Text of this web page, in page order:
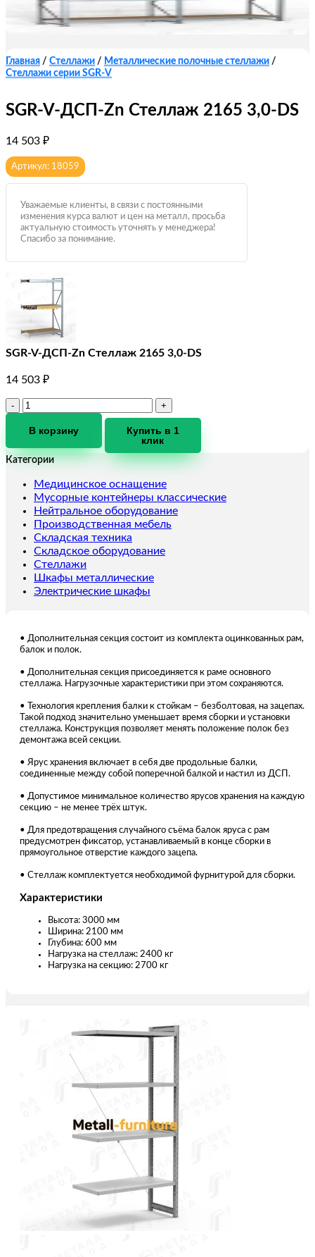
Главная / Стеллажи / Металлические полочные стеллажи /
Стеллажи серии SGR-V
SGR-V-ДСП-Zn Стеллаж 2165 3,0-DS
14 503 ₽
Артикул: 18059
Уважаемые клиенты, в связи с постоянными
изменения курса валют и цен на металл, просьба
актуальную стоимость уточнять у менеджера!
Спасибо за понимание.
SGR-V-ДСП-Zn Стеллаж 2165 3,0-DS
14 503 ₽
Количество
SGR-
ДСП-
Стеллаж
2165
3,0-
DS
В корзину
Купить в 1
клик
Категории
Медицинское оснащение
Мусорные контейнеры классические
Нейтральное оборудование
Производственная мебель
Складская техника
Складское оборудование
Стеллажи
Шкафы металлические
Электрические шкафы
• Дополнительная секция состоит из комплекта оцинкованных рам,
балок и полок.
• Дополнительная секция присоединяется к раме основного
стеллажа. Нагрузочные характеристики при этом сохраняются.
• Технология крепления балки к стойкам – безболтовая, на зацепах.
Такой подход значительно уменьшает время сборки и установки
стеллажа. Конструкция позволяет менять положение полок без
демонтажа всей секции.
• Ярус хранения включает в себя две продольные балки,
соединенные между собой поперечной балкой и настил из ДСП.
• Допустимое минимальное количество ярусов хранения на каждую
секцию – не менее трёх штук.
• Для предотвращения случайного съёма балок яруса с рам
предусмотрен фиксатор, устанавливаемый в конце сборки в
прямоугольное отверстие каждого зацепа.
• Стеллаж комплектуется необходимой фурнитурой для сборки.
Характеристики
Высота: 3000 мм
Ширина: 2100 мм
Глубина: 600 мм
Нагрузка на стеллаж: 2400 кг
Нагрузка на секцию: 2700 кг